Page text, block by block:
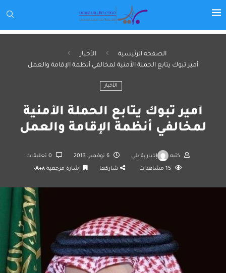
الصفحة الرئيسية
الأخبار
أمير تبوك يتابع الحملة الأمنية لمخالفي أنظمة الإقامة والعمل
الأخبار
أمير تبوك يتابع الحملة الأمنية
لمخالفي أنظمة الإقامة والعمل
كتبه إخبارية بلي 6 نوفمبر، 2013
15 مشاهدات شاركها إشارة مرجعية A+A-